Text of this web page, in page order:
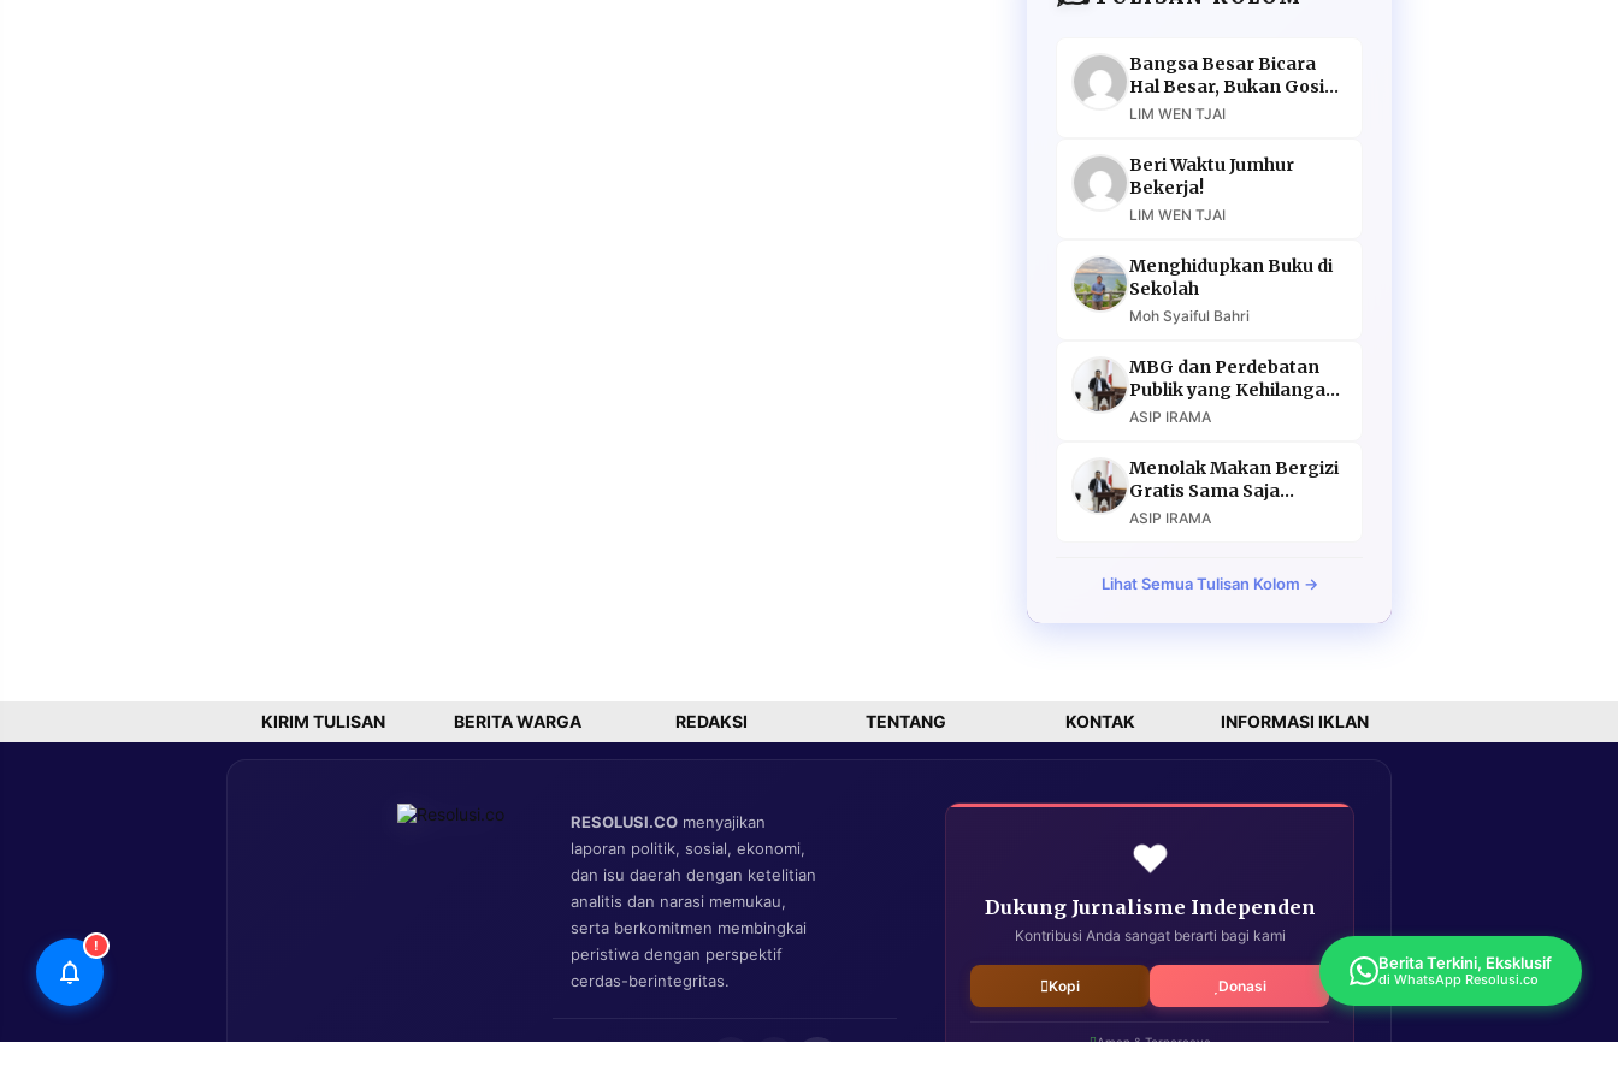
Bangsa Besar Bicara
Hal Besar, Bukan Gosip
Murahan
LIM WEN TJAI
Beri Waktu Jumhur
Bekerja!
LIM WEN TJAI
Menghidupkan Buku di
Sekolah
Moh Syaiful Bahri
MBG dan Perdebatan
Publik yang Kehilangan
Argumen
ASIP IRAMA
Menolak Makan Bergizi
Gratis Sama Saja
Menolak Masa Depan
ASIP IRAMA
Lihat Semua Tulisan Kolom →
KIRIM TULISAN BERITA WARGA REDAKSI TENTANG KONTAK INFORMASI IKLAN
RESOLUSI.CO menyajikan
laporan politik, sosial, ekonomi,
dan isu daerah dengan ketelitian
analitis dan narasi memukau,
serta berkomitmen membingkai
peristiwa dengan perspektif
cerdas-berintegritas.
❤️
Dukung Jurnalisme Independen
Kontribusi Anda sangat berarti bagi kami
Kopi Donasi
Aman & Terpercaya
!
Berita Terkini, Eksklusif
di WhatsApp Resolusi.co